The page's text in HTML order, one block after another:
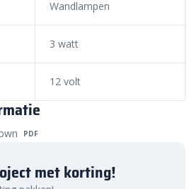
Wandlampen
3 watt
12 volt
PDF
met korting!